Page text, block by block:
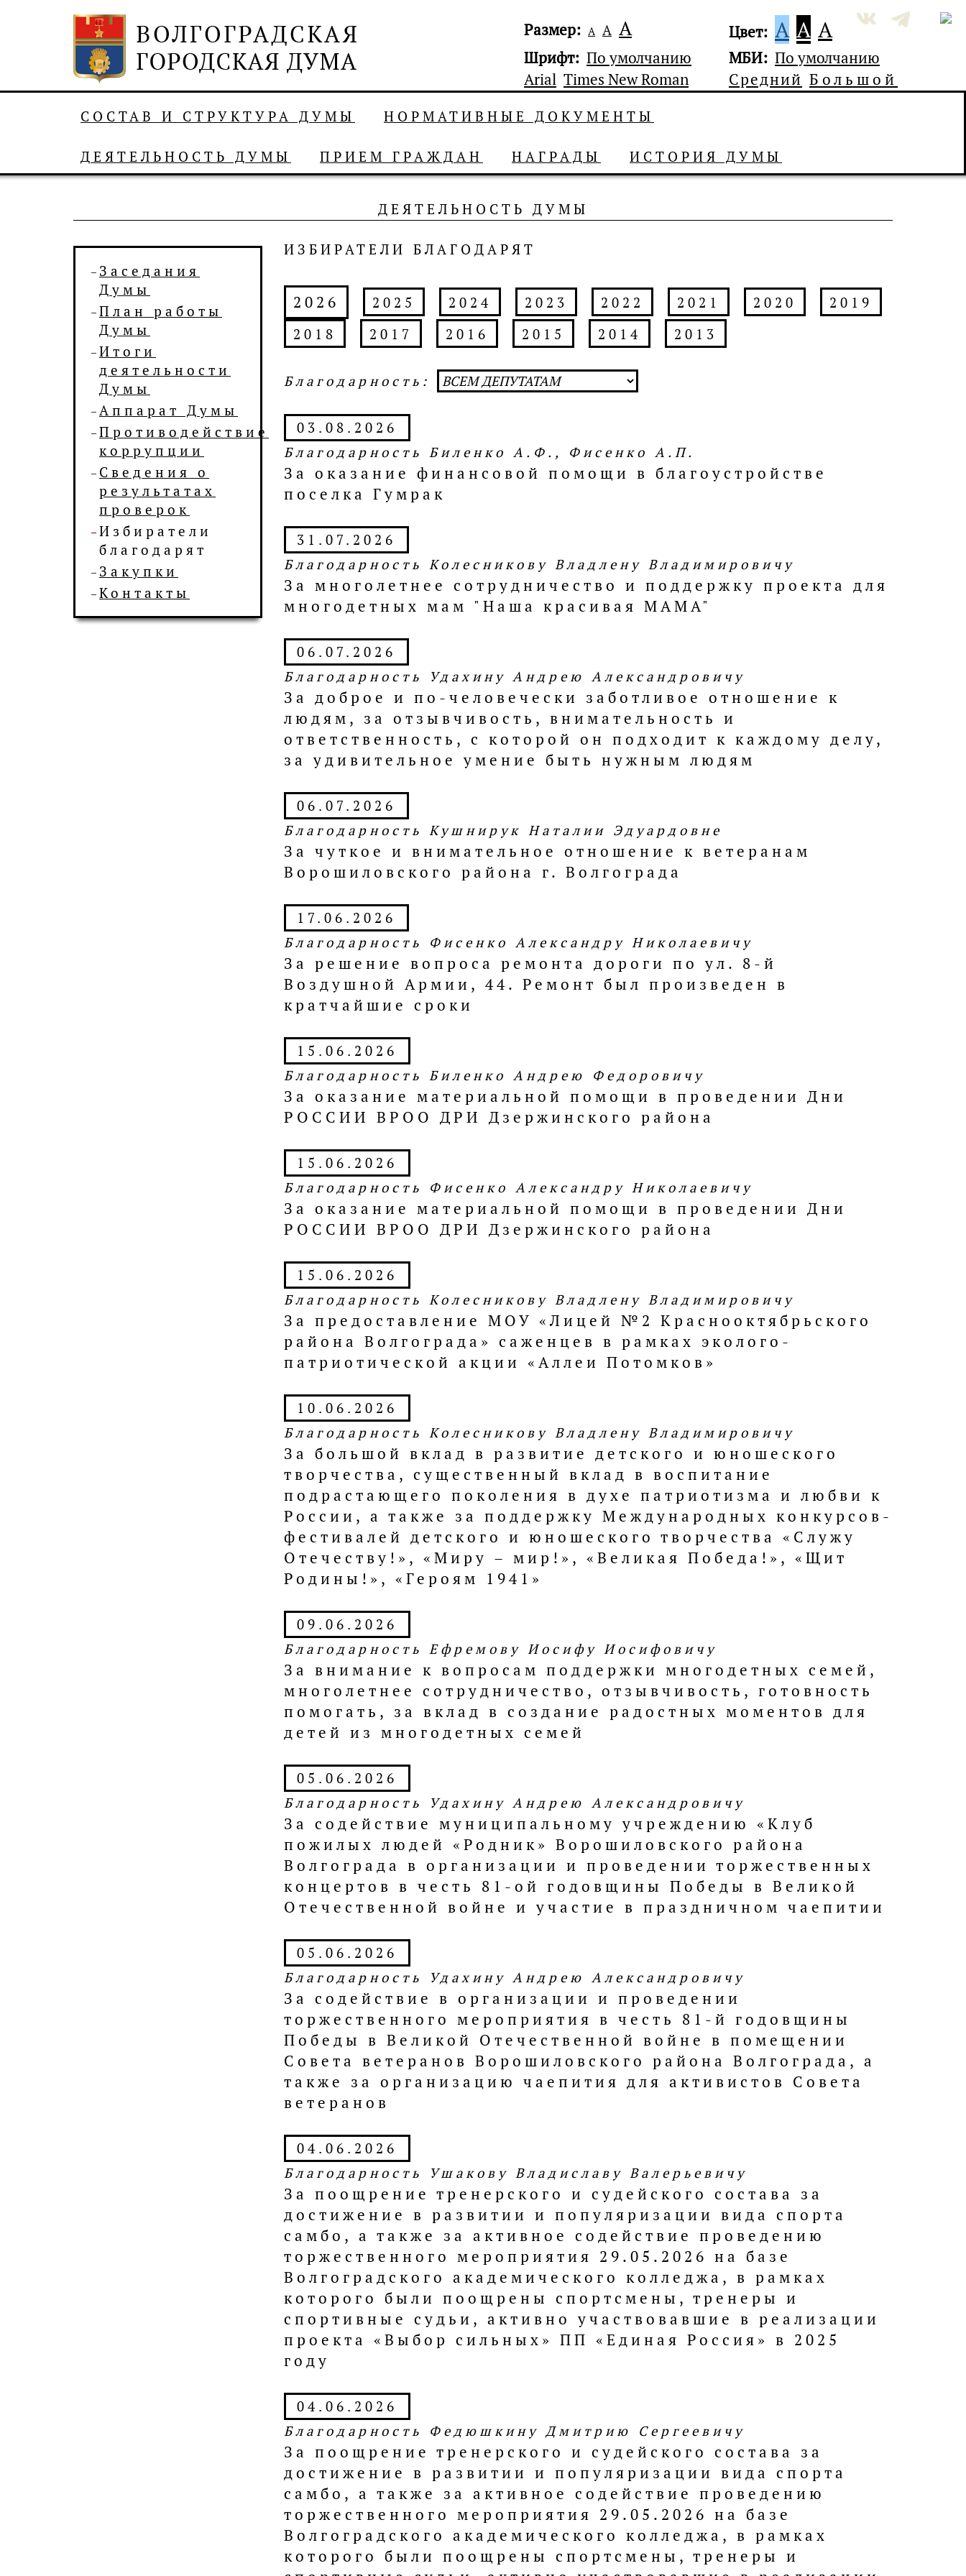
Размер: А А А Цвет: A A A
Шрифт: По умолчанию
Arial Times New Roman
МБИ: По умолчанию
Средний Большой
СОСТАВ И СТРУКТУРА ДУМЫ НОРМАТИВНЫЕ ДОКУМЕНТЫ
ДЕЯТЕЛЬНОСТЬ ДУМЫ ПРИЕМ ГРАЖДАН НАГРАДЫ ИСТОРИЯ ДУМЫ
ДЕЯТЕЛЬНОСТЬ ДУМЫ
Заседания
Думы
План работы
Думы
Итоги
деятельности
Думы
Аппарат Думы
Противодействие
коррупции
Сведения о
результатах
проверок
Избиратели
благодарят
Закупки
Контакты
ИЗБИРАТЕЛИ БЛАГОДАРЯТ
2026 2025 2024 2023 2022 2021 2020
2019
2018
2017 2016 2015 2014 2013
Благодарность:
03.08.2026
Благодарность Биленко А.Ф., Фисенко А.П.
За оказание финансовой помощи в благоустройстве
поселка Гумрак
31.07.2026
Благодарность Колесникову Владлену Владимировичу
За многолетнее сотрудничество и поддержку проекта для
многодетных мам "Наша красивая МАМА"
06.07.2026
Благодарность Удахину Андрею Александровичу
За доброе и по-человечески заботливое отношение к
людям, за отзывчивость, внимательность и
ответственность, с которой он подходит к каждому делу,
за удивительное умение быть нужным людям
06.07.2026
Благодарность Кушнирук Наталии Эдуардовне
За чуткое и внимательное отношение к ветеранам
Ворошиловского района г. Волгограда
17.06.2026
Благодарность Фисенко Александру Николаевичу
За решение вопроса ремонта дороги по ул. 8-й
Воздушной Армии, 44. Ремонт был произведен в
кратчайшие сроки
15.06.2026
Благодарность Биленко Андрею Федоровичу
За оказание материальной помощи в проведении Дни
РОССИИ ВРОО ДРИ Дзержинского района
15.06.2026
Благодарность Фисенко Александру Николаевичу
За оказание материальной помощи в проведении Дни
РОССИИ ВРОО ДРИ Дзержинского района
15.06.2026
Благодарность Колесникову Владлену Владимировичу
За предоставление МОУ «Лицей №2 Краснооктябрьского
района Волгограда» саженцев в рамках эколого-
патриотической акции «Аллеи Потомков»
10.06.2026
Благодарность Колесникову Владлену Владимировичу
За большой вклад в развитие детского и юношеского
творчества, существенный вклад в воспитание
подрастающего поколения в духе патриотизма и любви к
России, а также за поддержку Международных конкурсов-
фестивалей детского и юношеского творчества «Служу
Отечеству!», «Миру – мир!», «Великая Победа!», «Щит
Родины!», «Героям 1941»
09.06.2026
Благодарность Ефремову Иосифу Иосифовичу
За внимание к вопросам поддержки многодетных семей,
многолетнее сотрудничество, отзывчивость, готовность
помогать, за вклад в создание радостных моментов для
детей из многодетных семей
05.06.2026
Благодарность Удахину Андрею Александровичу
За содействие муниципальному учреждению «Клуб
пожилых людей «Родник» Ворошиловского района
Волгограда в организации и проведении торжественных
концертов в честь 81-ой годовщины Победы в Великой
Отечественной войне и участие в праздничном чаепитии
05.06.2026
Благодарность Удахину Андрею Александровичу
За содействие в организации и проведении
торжественного мероприятия в честь 81-й годовщины
Победы в Великой Отечественной войне в помещении
Совета ветеранов Ворошиловского района Волгограда, а
также за организацию чаепития для активистов Совета
ветеранов
04.06.2026
Благодарность Ушакову Владиславу Валерьевичу
За поощрение тренерского и судейского состава за
достижение в развитии и популяризации вида спорта
самбо, а также за активное содействие проведению
торжественного мероприятия 29.05.2026 на базе
Волгоградского академического колледжа, в рамках
которого были поощрены спортсмены, тренеры и
спортивные судьи, активно участвовавшие в реализации
проекта «Выбор сильных» ПП «Единая Россия» в 2025
году
04.06.2026
Благодарность Федюшкину Дмитрию Сергеевичу
За поощрение тренерского и судейского состава за
достижение в развитии и популяризации вида спорта
самбо, а также за активное содействие проведению
торжественного мероприятия 29.05.2026 на базе
Волгоградского академического колледжа, в рамках
которого были поощрены спортсмены, тренеры и